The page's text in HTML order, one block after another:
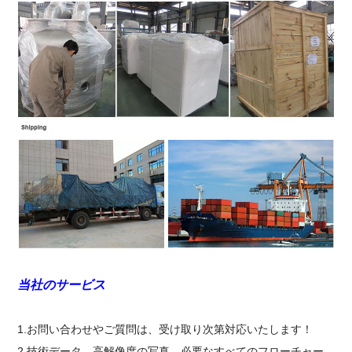
当社のサービス
1.お問い合わせやご質問は、受け取り次第対応いたします！